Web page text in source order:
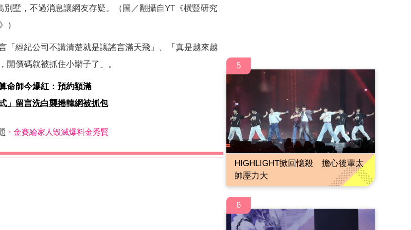
墅，不過消息讓網友存疑。（圖／翻攝自YT《橫豎研究
）
「經紀公司不講清楚就是讓謠言滿天飛」、「真是越來越
價碼就被抓住小辮子了」。
命師今爆紅：預約額滿
」留言洗白襲捲韓網被抓包
金賽綸家人毀滅爆料金秀賢
5
HIGHLIGHT掀回憶殺 擔心後輩太
帥壓力大
6